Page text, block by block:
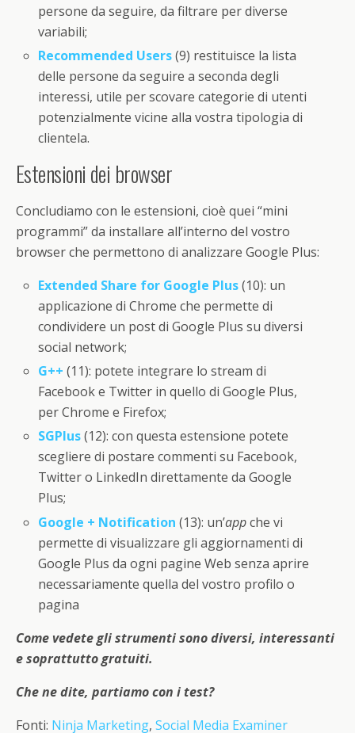
persone da seguire, da filtrare per diverse
variabili;
Recommended Users(9) restituisce la lista
delle persone da seguire a seconda degli
interessi, utile per scovare categorie di utenti
potenzialmente vicine alla vostra tipologia di
clientela.
Estensioni dei browser
Concludiamo con le estensioni, cioè quei “mini
programmi” da installare all’interno del vostro
browser che permettono di analizzare Google Plus:
Extended Share for Google Plus(10): un
applicazione di Chrome che permette di
condividere un post di Google Plus su diversi
social network;
G++ (11): potete integrare lo stream di
Facebook e Twitter in quello di Google Plus,
per Chrome e Firefox;
SGPlus(12): con questa estensione potete
scegliere di postare commenti su Facebook,
Twitter o LinkedIn direttamente da Google
Plus;
Google + Notification (13): un’appche vi
permette di visualizzare gli aggiornamenti di
Google Plus da ogni pagine Web senza aprire
necessariamente quella del vostro profilo o
pagina
Come vedete gli strumenti sono diversi, interessanti
e soprattutto gratuiti.
Che ne dite, partiamo con i test?
Fonti: Ninja Marketing, Social Media Examiner